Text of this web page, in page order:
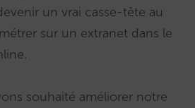
un vrai casse-tête au
sur un extranet dans le
souhaité améliorer notre